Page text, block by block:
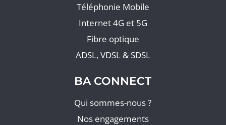
Téléphonie Mobile
Internet 4G et 5G
Fibre optique
ADSL, VDSL & SDSL
BA CONNECT
Qui sommes-nous ?
Nos engagements